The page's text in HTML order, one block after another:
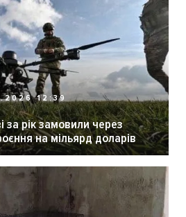
12:39
за рік замовили через
на мільярд доларів